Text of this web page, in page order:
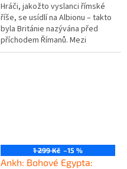
Hráči, jakožto vyslanci římské
říše, se usídlí na Albionu – takto
byla Británie nazývána před
příchodem Římanů. Mezi
vyslanci vypukl boj o vytvoření
1 299 Kč –15 %
Ankh: Bohové Egypta: